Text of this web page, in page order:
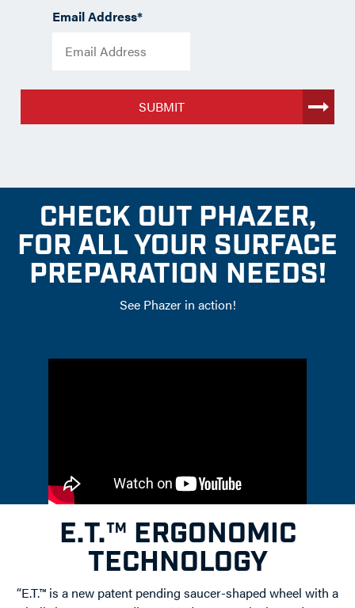
Email Address*
SUBMIT
CHECK OUT PHAZER,
FOR ALL YOUR SURFACE
PREPARATION NEEDS!
See Phazer in action!
E.T.™ ERGONOMIC
TECHNOLOGY
“E.T.™ is a new patent pending saucer-shaped wheel with a